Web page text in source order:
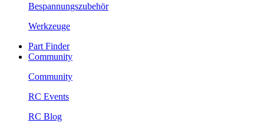
Bespannungszubehör
Werkzeuge
Part Finder
Community
Community
RC Events
RC Blog